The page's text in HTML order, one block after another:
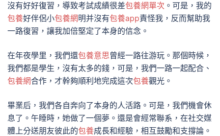
沒有好好復習，導致考試成績很差包養網單次 。可是，我的
包養好伴侶小包養網明并沒有包養app責怪我，反而幫助我
一路復習，讓我加倍堅定了本身的信念。
在年夜學里，我們還包養意思曾經一路往游玩。那個時候，
我們都是學生，沒有太多的錢，可是，我們一路一起配合、
包養網合作，才幹夠順利地完成這次包養觀光。
畢業后，我們各自奔向了本身的人活路。可是，我們機會休
息了。午睡時，她做了一個夢。還是會經常聯系，在社交媒
體上分送朋友彼此的包養成長和經驗，相互鼓勵和支撐論。